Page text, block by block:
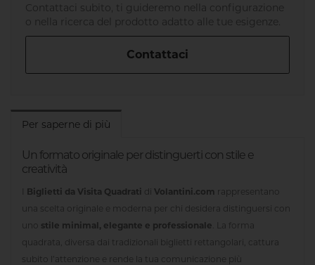
Contattaci subito, ti guideremo nella configurazione
o nella ricerca del prodotto adatto alle tue esigenze.
Contattaci
Per saperne di più
Un formato originale per distinguerti con stile e
creatività
Biglietti da Visita Quadrati di Volantini.com
rappresentano
una scelta originale e moderna per chi desidera distinguersi con
uno stile minimal, elegante e professionale . La forma
quadrata, diversa dai tradizionali biglietti rettangolari, cattura
subito l’attenzione e rende la tua comunicazione più